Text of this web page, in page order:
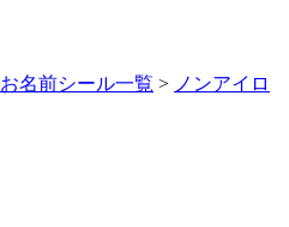
お名前シール一覧 > ノンアイロ